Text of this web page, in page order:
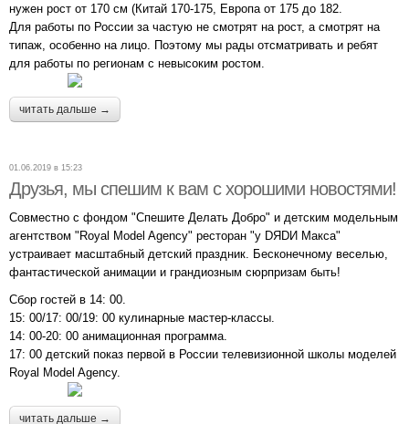
нужен рост от 170 см (Китай 170-175, Европа от 175 до 182.
Для работы по России за частую не смотрят на рост, а смотрят на
типаж, особенно на лицо. Поэтому мы рады отсматривать и ребят
для работы по регионам с невысоким ростом.
читать дальше →
01.06.2019 в 15:23
Друзья, мы спешим к вам с хорошими новостями!
Совместно с фондом "Спешите Делать Добро" и детским модельным
агентством "Royal Model Agency" ресторан "у DЯDИ Макса"
устраивает масштабный детский праздник. Бесконечному веселью,
фантастической анимации и грандиозным сюрпризам быть!
Сбор гостей в 14: 00.
15: 00/17: 00/19: 00 кулинарные мастер-классы.
14: 00-20: 00 анимационная программа.
17: 00 детский показ первой в России телевизионной школы моделей
Royal Model Agency.
читать дальше →